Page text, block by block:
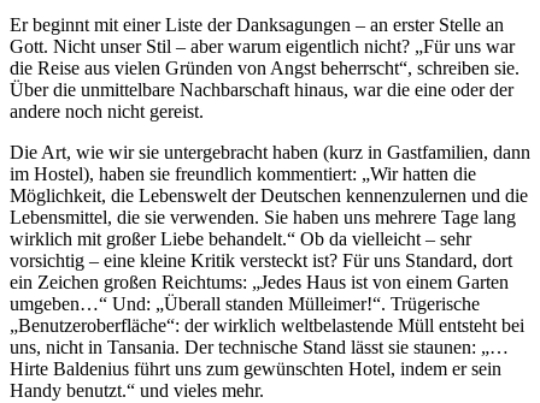
Er beginnt mit einer Liste der Danksagungen – an erster Stelle an
Gott. Nicht unser Stil – aber warum eigentlich nicht? „Für uns war
die Reise aus vielen Gründen von Angst beherrscht“, schreiben sie.
Über die unmittelbare Nachbarschaft hinaus, war die eine oder der
andere noch nicht gereist.
Die Art, wie wir sie untergebracht haben (kurz in Gastfamilien, dann
im Hostel), haben sie freundlich kommentiert: „Wir hatten die
Möglichkeit, die Lebenswelt der Deutschen kennenzulernen und die
Lebensmittel, die sie verwenden. Sie haben uns mehrere Tage lang
wirklich mit großer Liebe behandelt.“ Ob da vielleicht – sehr
vorsichtig – eine kleine Kritik versteckt ist? Für uns Standard, dort
ein Zeichen großen Reichtums: „Jedes Haus ist von einem Garten
umgeben…“ Und: „Überall standen Mülleimer!“. Trügerische
„Benutzeroberfläche“: der wirklich weltbelastende Müll entsteht bei
uns, nicht in Tansania. Der technische Stand lässt sie staunen: „…
Hirte Baldenius führt uns zum gewünschten Hotel, indem er sein
Handy benutzt.“ und vieles mehr.